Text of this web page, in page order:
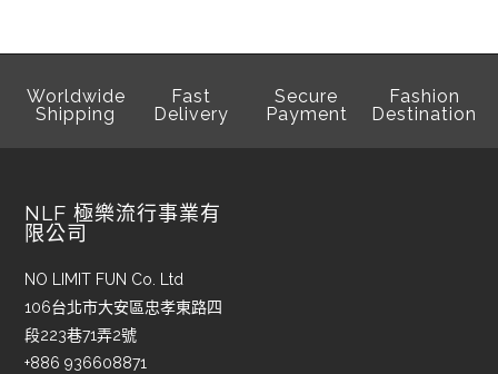
Worldwide
Shipping
Fast
Delivery
Secure
Payment
Fashion
Destination
NLF 極樂流行事業有
限公司
NO LIMIT FUN Co. Ltd
106台北市大安區忠孝東路四
段223巷71弄2號
+886 936608871